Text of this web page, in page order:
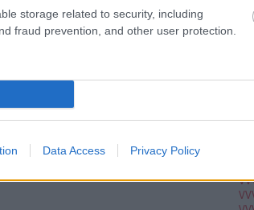
storage related to security, including
fraud prevention, and other user protection.
Data Access Privacy Policy